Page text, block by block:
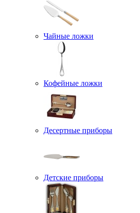
Чайные ложки
Кофейные ложки
Десертные приборы
Детские приборы